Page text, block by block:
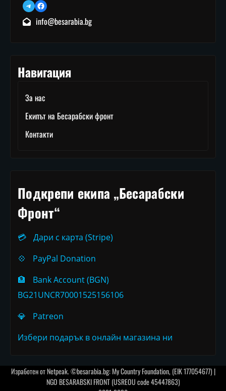
TelegramFacebook
info@besarabia.bg
Навигация
За нас
Екипът на Бесарабски фронт
Контакти
Подкрепи екипа „Бесарабски
Фронт“
💳
Дари с карта (Stripe)
💠
PayPal Donation
🏦
Bank Account (BGN)
BG21UNCR70001525156106
💎
Patreon
Избери подарък в онлайн магазина ни
Изработен отNetpeak. ©besarabia.bg: My Country Foundation, (EIK 177054677) |
NGO BESARABSKI FRONT (USREOU code 45447863)